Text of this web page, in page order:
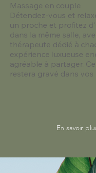
Massage en couple
Détendez-vous et
un proche et profitez
dans la même salle,
thérapeute dédié à
expérience luxueuse
agréable à partager.
restera gravé dans vos
En savoir